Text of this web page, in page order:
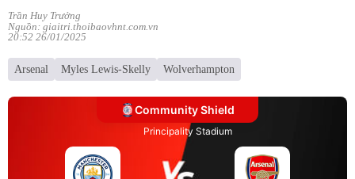
Trần Huy Trưởng
Nguồn: giaitri.thoibaovhnt.com.vn
20:52 26/01/2025
Arsenal Myles Lewis-Skelly Wolverhampton
Community Shield
Principality Stadium